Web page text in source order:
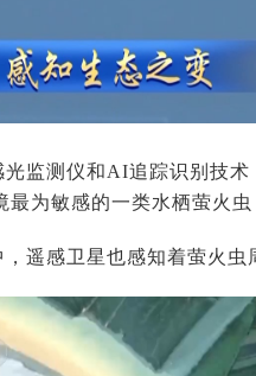
监测仪和AI追踪识别技
最为敏感的一类水栖萤火
遥感卫星也感知着萤火虫